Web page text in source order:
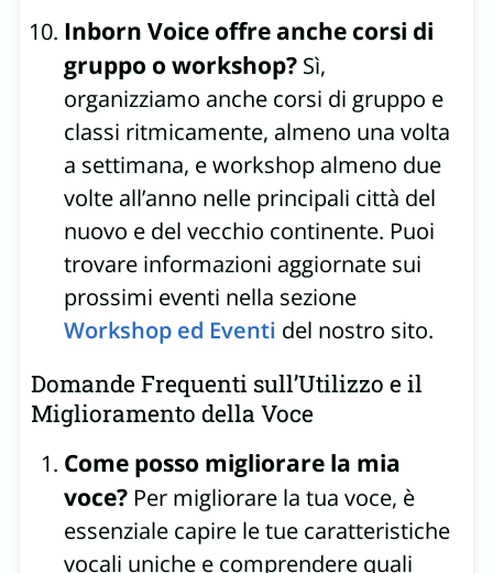
Inborn Voice offre anche corsi di
gruppo o workshop? Sì,
organizziamo anche corsi di gruppo e
classi ritmicamente, almeno una volta
a settimana, e workshop almeno due
volte all’anno nelle principali città del
nuovo e del vecchio continente. Puoi
trovare informazioni aggiornate sui
prossimi eventi nella sezione
Workshop ed Eventi del nostro sito.
Domande Frequenti sull’Utilizzo e il
Miglioramento della Voce
Come posso migliorare la mia
voce? Per migliorare la tua voce, è
essenziale capire le tue caratteristiche
vocali uniche e comprendere quali